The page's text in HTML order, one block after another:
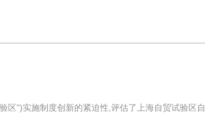
区")实施制度创新的紧迫性,评估了上海自贸试验区自